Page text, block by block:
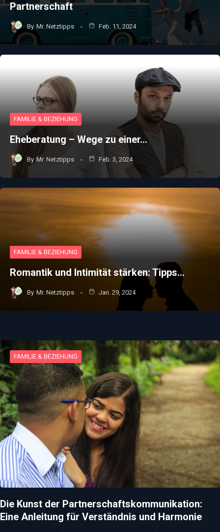
Partnerschaft
By Mr. Netztipps Feb. 11, 2024
FAMILIE & BEZIEHUNG
Eheberatung – Wege zu einer…
By Mr. Netztipps Feb. 3, 2024
FAMILIE & BEZIEHUNG
Romantik und Intimität stärken: Tipps…
By Mr. Netztipps Jan. 29, 2024
FAMILIE & BEZIEHUNG
Die Kunst der Partnerschaftskommunikation:
Eine Anleitung für Verständnis und Harmonie